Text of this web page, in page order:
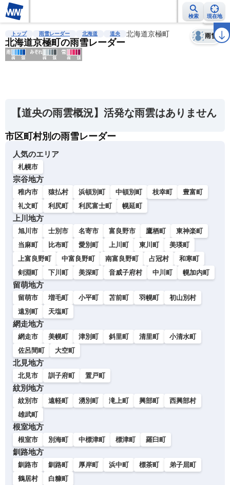
検索 現在地
雨雲レーダー 台風情報 地震情報 警報・注意報 2週間天気 ラ
トップ 雨雪レーダー 北海道 道央 北海道京極町
北海道京極町の雨雪レーダー
雨雪
天気 台風
【道央の雨雲概況】活発な雨雲はありません
市区町村別の雨雪レーダー
人気のエリア
札幌市
宗谷地方
稚内市 猿払村 浜頓別町 中頓別町 枝幸町
豊富町
礼文町
利尻町 利尻富士町 幌延町
上川地方
旭川市 士別市 名寄市 富良野市 鷹栖町
東神楽町
当麻町
比布町 愛別町 上川町 東川町
美瑛町
上富良野町
中富良野町 南富良野町 占冠村
和寒町
剣淵町
下川町 美深町 音威子府村 中川町 幌加内町
留萌地方
留萌市 増毛町 小平町 苫前町 羽幌町
初山別村
遠別町
天塩町
網走地方
網走市 美幌町 津別町 斜里町 清里町
小清水町
佐呂間町
大空町
北見地方
北見市 訓子府町 置戸町
紋別地方
紋別市 遠軽町 湧別町 滝上町 興部町
西興部村
雄武町
根室地方
根室市 別海町 中標津町 標津町 羅臼町
釧路地方
釧路市 釧路町 厚岸町 浜中町 標茶町
弟子屈町
鶴居村
白糠町